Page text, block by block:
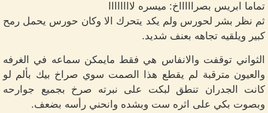
تماما ابريس بصراااااخ: ميسره لاااااااا
ثم نظر بشر لحورس ولم يكد يتحرك الا وكان حورس يحمل رمح
كبير ويلقيه تجاهه بعنف شديد.
الثواني توقفت والانفاس هي فقط مايمكن سماعه في الغرفه
والعيون مترقبة لم يقطع هذا الصمت سوي صراخ بيك بألم لو
كانت الجدران تنطق لبكت على نبرته صرخ بجميع جوارحه
وبصوت بكي على اثره ست وبشده وانحني رأسه بضعف.